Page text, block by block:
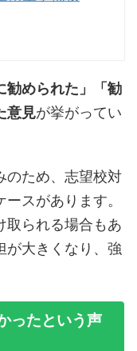
勧められた」「勧
意見が挙がってい
のため、志望校対
スがあります。
取られる場合もあ
が大きくなり、強
ったという声